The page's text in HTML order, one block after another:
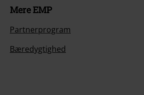
Mere EMP
Partnerprogram
Bæredygtighed